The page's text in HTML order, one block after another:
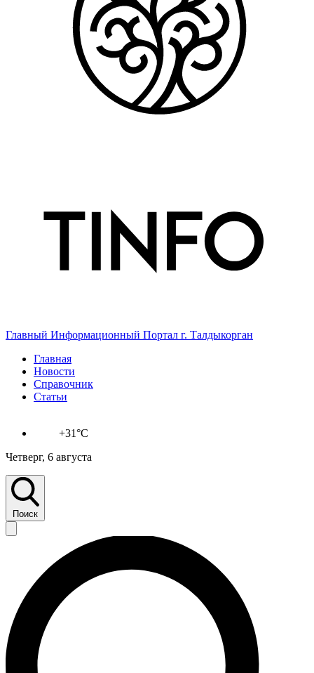
Главный Информационный Портал г. Талдыкорган
Главная
Новости
Справочник
Статьи
+31°C
Четверг, 6 августа
Поиск